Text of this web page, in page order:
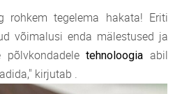
rohkem tegelema hakata! Eriti
võimalusi enda mälestused ja
põlvkondadeletehnoloogia abil
kirjutab .